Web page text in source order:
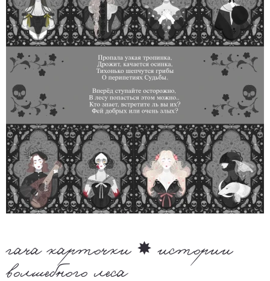
гача карточки ✸ истории
волшебного леса